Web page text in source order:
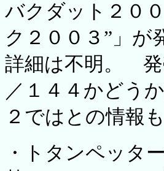
バクダット２０
ク２００３”」
詳細は不明。 発
／１４４かどう
２ではとの情報も
・トタンペッタ